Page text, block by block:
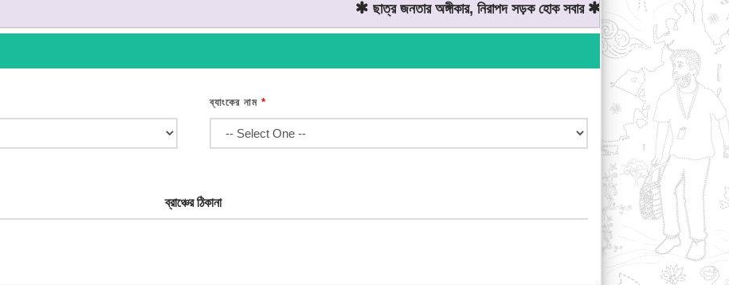
ছাত্র জনতার অঙ্গীকার, নিরাপদ সড়ক হোক সবার মোটরযান চালানোর সময়
ব্যাংকের নাম *
ব্রাঞ্চের ঠিকানা